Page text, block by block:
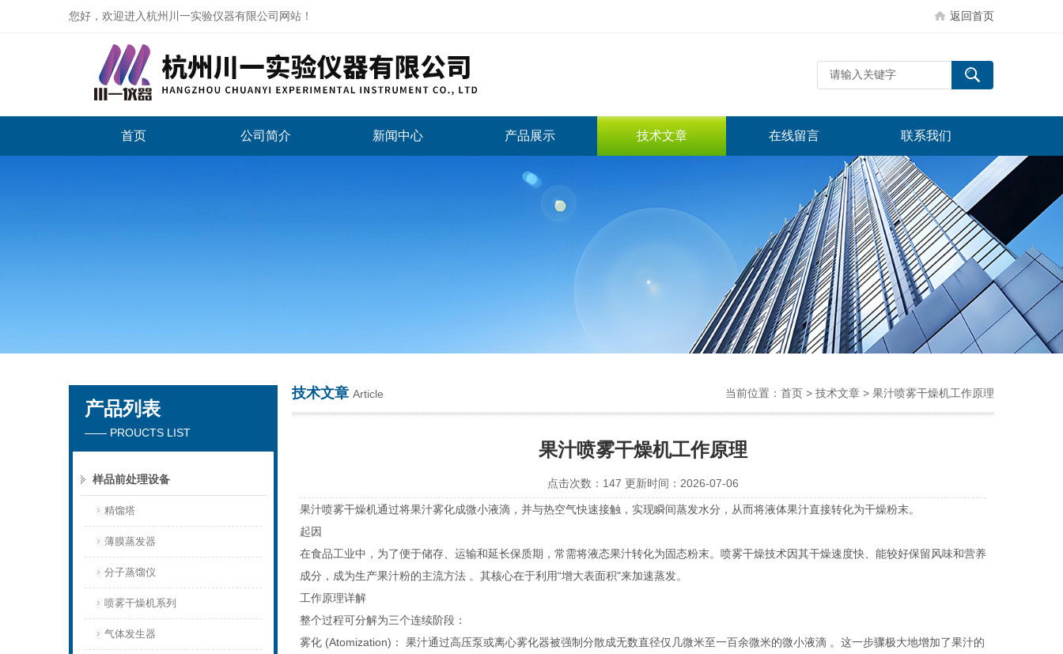
您好，欢迎进入杭州川一实验仪器有限公司网站！ 返回首页
杭州川一实验仪器有限公司
首页 公司简介 新闻中心 产品展示 技术文章 在线留言 联系我们
产品列表
—— PROUCTS LIST
样品前处理设备
精馏塔
薄膜蒸发器
分子蒸馏仪
喷雾干燥机系列
气体发生器
技术文章 Article 当前位置： 首页 > 技术文章 > 果汁喷雾干燥机工作原理
果汁喷雾干燥机工作原理
点击次数：147 更新时间：2026-07-06
果汁喷雾干燥机通过将果汁雾化成微小液滴，并与热空气快速接触，实现瞬间蒸发水分，从而将液体果汁直接转化为干燥粉末。
起因
在食品工业中，为了便于储存、运输和延长保质期，常需将液态果汁转化为固态粉末。喷雾干燥技术因其干燥速度快、能较好保留风味和营养
成分，成为生产果汁粉的主流方法 。其核心在于利用“增大表面积"来加速蒸发。
工作原理详解
整个过程可分解为三个连续阶段：
雾化 (Atomization)： 果汁通过高压泵或离心雾化器被强制分散成无数直径仅几微米至一百余微米的微小液滴 。这一步骤极大地增加了果汁的